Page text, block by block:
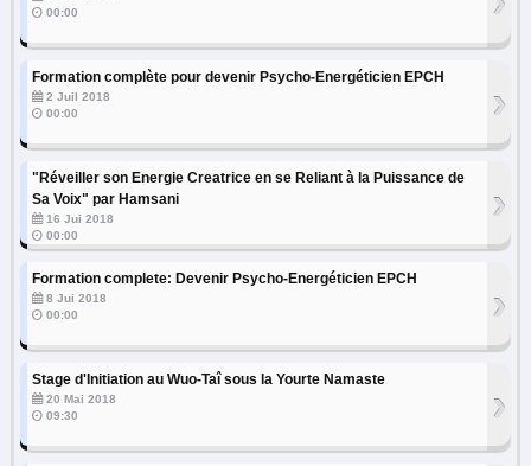
00:00
Formation complète pour devenir Psycho-Energéticien EPCH
2 Juil 2018
00:00
›
"Réveiller son Energie Creatrice en se Reliant à la Puissance de
Sa Voix" par Hamsani
16 Jui 2018
00:00
›
Formation complete: Devenir Psycho-Energéticien EPCH
8 Jui 2018
00:00
›
Stage d'Initiation au Wuo-Taî sous la Yourte Namaste
20 Mai 2018
09:30
›